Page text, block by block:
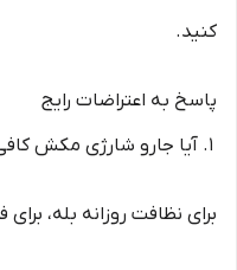
کنید.
پاسخ به اعتراضات رایج
آیا جارو شارژی مکش
برای نظافت روزانه بله،